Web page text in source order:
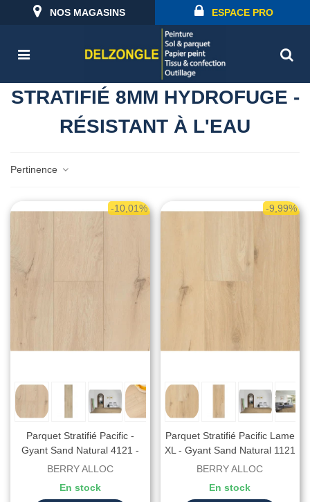
NOS MAGASINS ESPACE PRO
STRATIFIÉ 8MM HYDROFUGE -
RÉSISTANT À L'EAU
Pertinence
-10,01%
Parquet Stratifié Pacific -
Gyant Sand Natural 4121 -
Résistant À L'eau - 1288 X
BERRY ALLOC
En stock
-9,99%
Parquet Stratifié Pacific Lame
XL - Gyant Sand Natural 1121
- Résistant À L'eau - 2038 X
BERRY ALLOC
En stock